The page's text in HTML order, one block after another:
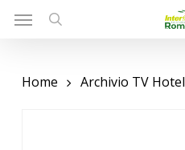
Skip
content
Menu
Home Archivio TV Hotel